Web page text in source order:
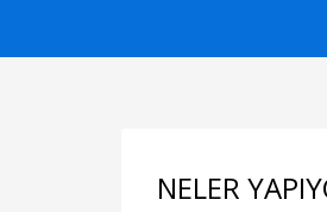
NELER